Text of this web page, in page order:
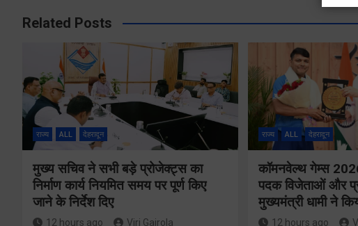
Related Posts
राज्य ALL देहरादून
मुख्य सचिव ने सभी बड़े प्रोजेक्ट्स का
निर्माण कार्य नियमित समय पर पूर्ण किए
जाने के निर्देश दिए
12 hours ago Viri Gairola
राज्य ALL देहरादून
कॉमनवेल्थ गेम्स
पदक विजेताओं और
मुख्यमंत्री धामी ने
12 hours ago